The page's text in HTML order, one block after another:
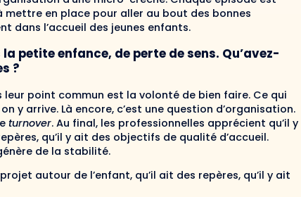
en place pour aller au bout des bonnes
dans l’accueil des jeunes enfants.
petite enfance, de perte de sens. Qu’avez-
?
point commun est la volonté de bien faire. Ce qui
y arrive. Là encore, c’est une question d’organisa­tion.
turnover. Au final, les professionnelles apprécient qu’il y
qu’il y ait des objectifs de qualité d’accueil.
de la stabilité.
autour de l’enfant, qu’il ait des repères, qu’il y ait